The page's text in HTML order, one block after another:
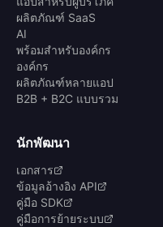
ผลิตภัณฑ์ SaaS
AI
พร้อมสำหรับองค์กร
องค์กร
ผลิตภัณฑ์หลายแอป
B2B + B2C แบบรวม
นักพัฒนา
เอกสาร
ข้อมูลอ้างอิง API
คู่มือ SDK
คู่มือการย้ายระบบ